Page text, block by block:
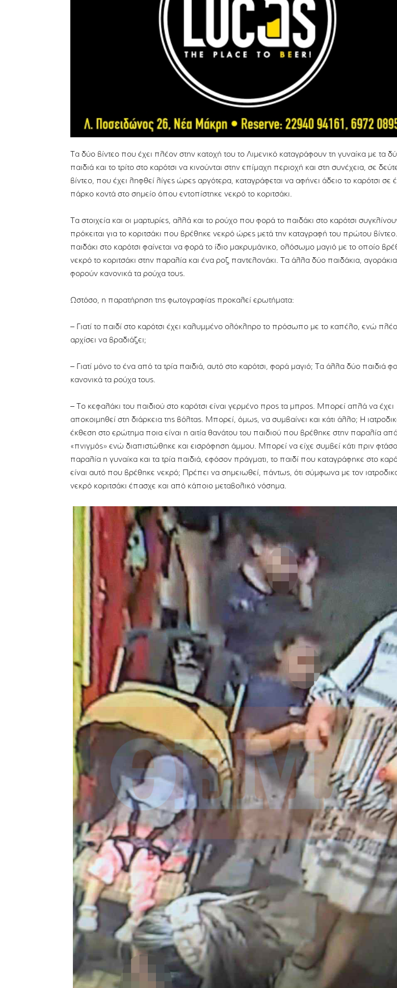
Τα δύο βίντεο που έχει πλέον στην κατοχή του το Λιμενικό καταγράφουν τη γυναίκα με τα
παιδιά και το τρίτο στο καρότσι να κινούνται στην επίμαχη περιοχή και στη συνέχεια, σε
βίντεο, που έχει ληφθεί λίγες ώρες αργότερα, καταγράφεται να αφήνει άδειο το καρότσι σε
πάρκο κοντά στο σημείο όπου εντοπίστηκε νεκρό το κοριτσάκι.
Τα στοιχεία και οι μαρτυρίες, αλλά και το ρούχο που φορά το παιδάκι στο καρότσι
πρόκειται για το κοριτσάκι που βρέθηκε νεκρό ώρες μετά την καταγραφή του πρώτου
παιδάκι στο καρότσι φαίνεται να φορά το ίδιο μακρυμάνικο, ολόσωμο μαγιό με το οποίο
νεκρό το κοριτσάκι στην παραλία και ένα ροζ παντελονάκι. Τα άλλα δύο παιδάκια,
φορούν κανονικά τα ρούχα τους.
Ωστόσο, η παρατήρηση της φωτογραφίας προκαλεί ερωτήματα:
– Γιατί το παιδί στο καρότσι έχει καλυμμένο ολόκληρο το πρόσωπο με το καπέλο, ενώ
αρχίσει να βραδιάζει;
– Γιατί μόνο το ένα από τα τρία παιδιά, αυτό στο καρότσι, φορά μαγιό; Τα άλλα δύο παιδιά
κανονικά τα ρούχα τους.
– Το κεφαλάκι του παιδιού στο καρότσι είναι γερμένο προς τα μπρος. Μπορεί απλά να έχει
αποκοιμηθεί στη διάρκεια της βόλτας. Μπορεί, όμως, να συμβαίνει και κάτι άλλο; Η
έκθεση στο ερώτημα ποια είναι η αιτία θανάτου του παιδιού που βρέθηκε στην παραλία
«πνιγμός» ενώ διαπιστώθηκε και εισρόφηση άμμου. Μπορεί να είχε συμβεί κάτι πριν
παραλία η γυναίκα και τα τρία παιδιά, εφόσον πράγματι, το παιδί που καταγράφηκε στο
είναι αυτό που βρέθηκε νεκρό; Πρέπει να σημειωθεί, πάντως, ότι σύμφωνα με τον
νεκρό κοριτσάκι έπασχε και από κάποιο μεταβολικό νόσημα.